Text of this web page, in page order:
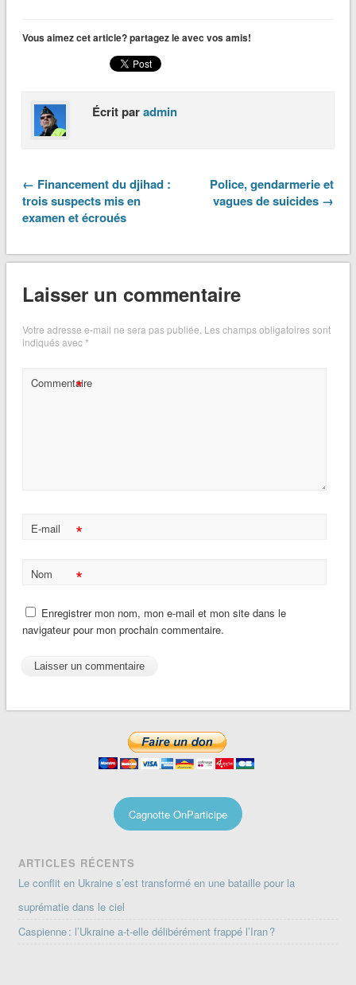
Vous aimez cet article? partagez le avec vos amis!
Écrit paradmin
← Financement du djihad :
trois suspects mis en
examen et écroués
Police, gendarmerie et
vagues de suicides →
Laisser un commentaire
Votre adresse e-mail ne sera pas publiée. Les champs obligatoires sont
indiqués avec*
Commentaire
*
E-mail *
Nom *
Enregistrer mon nom, mon e-mail et mon site dans le
navigateur pour mon prochain commentaire.
Cagnotte OnParticipe
ARTICLES RÉCENTS
Le conflit en Ukraine s’est transformé en une bataille pour la
suprématie dans le ciel
Caspienne : l’Ukraine a-t-elle délibérément frappé l’Iran ?